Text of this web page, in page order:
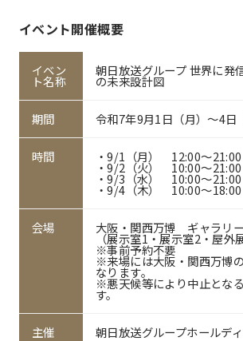
イベント開催概要
イベン
ト名称
朝日放送グループ 世界に発
の未来設計図
期間 令和7年9月1日（月）～4日
時間 ・9/1（月） 12:00～21:00
・9/2（火） 10:00～21:00
・9/3（水） 10:00～21:00
・9/4（木） 10:00～18:00
会場 大阪・関西万博 ギャラリ
（展示室1・展示室2・屋外
※事前予約不要
※来場には大阪・関西万博
なります。
※悪天候等により中止とな
す。
主催 朝日放送グループホールデ